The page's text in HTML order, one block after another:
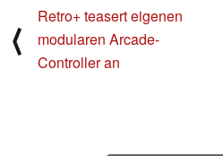
⟨
Retro+ teasert eigenen
modularen Arcade-
Controller an